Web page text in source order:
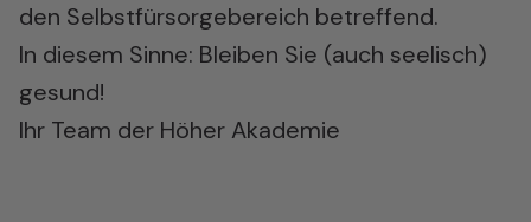
den Selbstfürsorgebereich betreffend.
In diesem Sinne: Bleiben Sie (auch seelisch)
gesund!
Ihr Team der Höher Akademie